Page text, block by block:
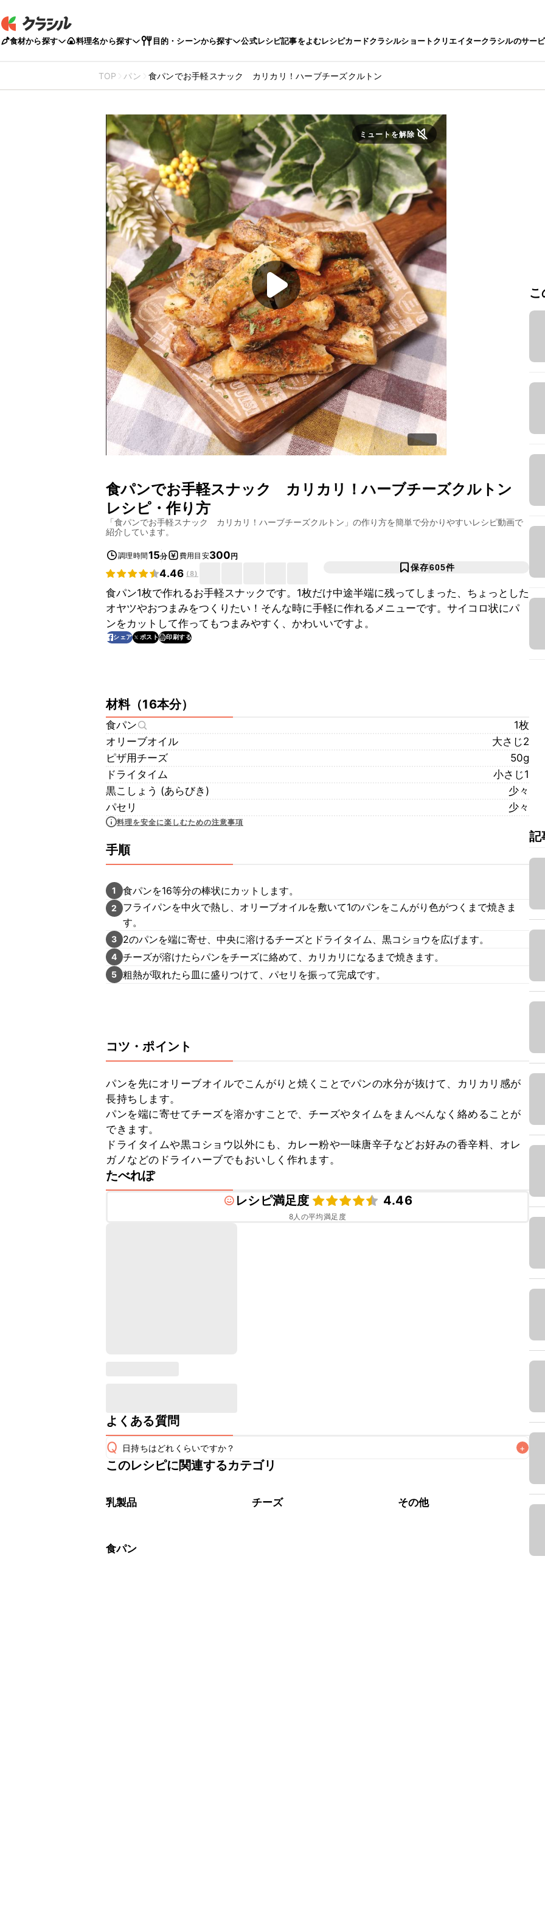
食材から探す 料理名から探す 目的・シーンから探す 公式レシピ記事をよむレシピカードクラシルショートクリエイタークラシルのサー
TOP パン 食パンでお手軽スナック カリカリ！ハーブチーズクルトン
ミュートを解除
食パンでお手軽スナック カリカリ！ハーブチーズクルトン
レシピ・作り方
「食パンでお手軽スナック カリカリ！ハーブチーズクルトン 」の作り方を簡単で分かりやすいレシピ動画で
紹介しています。
調理時間15分 費用目安300円
4.46 (8)
保存605件
食パン1枚で作れるお手軽スナックです。1枚だけ中途半端に残ってしまった、ちょっとした
オヤツやおつまみをつくりたい！そんな時に手軽に作れるメニューです。サイコロ状にパ
ンをカットして作ってもつまみやすく、かわいいですよ。
シェア ポスト 印刷する
材料（16本分）
食パン
1枚
オリーブオイル
大さじ2
ピザ用チーズ
50g
ドライタイム
小さじ1
黒こしょう (あらびき)
少々
パセリ
少々
料理を安全に楽しむための注意事項
手順
1 食パンを16等分の棒状にカットします。
2
フライパンを中火で熱し、オリーブオイルを敷いて1のパンをこんがり色がつくまで焼きま
す。
3 2のパンを端に寄せ、中央に溶けるチーズとドライタイム、黒コショウを広げます。
4 チーズが溶けたらパンをチーズに絡めて、カリカリになるまで焼きます。
5 粗熱が取れたら皿に盛りつけて、パセリを振って完成です。
コツ・ポイント
パンを先にオリーブオイルでこんがりと焼くことでパンの水分が抜けて、カリカリ感が
長持ちします。
パンを端に寄せてチーズを溶かすことで、チーズやタイムをまんべんなく絡めることが
できます。
ドライタイムや黒コショウ以外にも、カレー粉や一味唐辛子などお好みの香辛料、オレ
ガノなどのドライハーブでもおいしく作れます。
たべれぽ
レシピ満足度
4.46
8人の平均満足度
よくある質問
Q 日持ちはどれくらいですか？ +
保存期間は冷蔵で当日中が目安です。なるべくお早めにお召し上がりください。
※日持ちは目安です。
このレシピに関連するカテゴリ
乳製品 チーズ その他
食パン
記